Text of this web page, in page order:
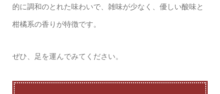
的に調和のとれた味わいで、雑味が少なく、優しい酸味と
柑橘系の香りが特徴です。
ぜひ、足を運んでみてください。